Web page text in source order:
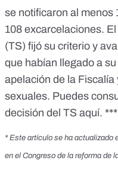
se notificaron al menos
108 excarcelaciones.
(TS) fijó su criterio y
que habían llegado a
apelación de la
sexuales. Puedes
decisión del TS aquí. ***
* Este artículo se ha actualizado
en el Congreso de la reforma de